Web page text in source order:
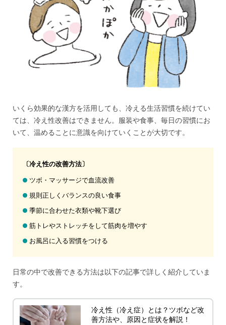
いくら効果的な漢方を活用しても、冷える生活習慣を続けてい
ては、冷え性改善はできません。服装や食事、毎日の習慣にお
いて、温めることに意識を向けていくことが大切です。
〔冷え性の改善方法〕
ツボ・マッサージで血流改善
規則正しくバランスの良い食事
季節に合わせた衣類や靴下選び
筋トレやストレッチをして筋肉を増やす
お風呂に入る習慣をつける
日常の中で改善できる方法は以下の記事で詳しく紹介していま
す。
冷え性（冷え症）とは？ツボなど改
善方法や、原因と症状を解説！